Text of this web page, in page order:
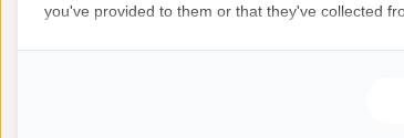
you've provided to them or that they've collected